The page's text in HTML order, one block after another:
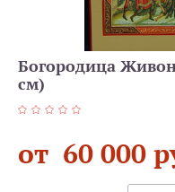
Богородица
см)
от 60 000